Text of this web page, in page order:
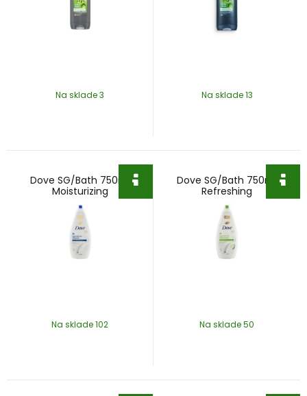
Na sklade 3 Na sklade 13
Dove SG/Bath 750ml
Moisturizing
Na sklade 102
Dove SG/Bath 750ml
Refreshing
Na sklade 50